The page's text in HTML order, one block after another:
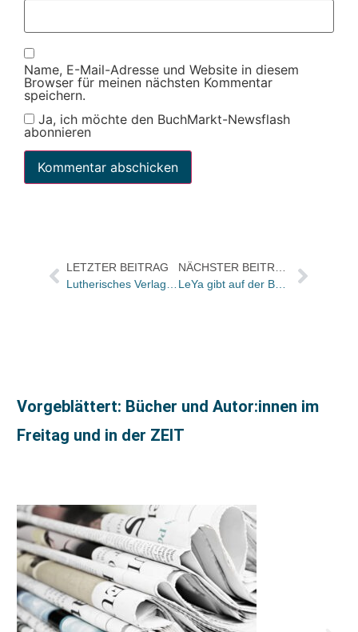
Name, E-Mail-Adresse und Website in diesem
Browser für meinen nächsten Kommentar
speichern.
Ja, ich möchte den BuchMarkt-Newsflash
abonnieren
LETZTER BEITRAG
Vorgeblättert: Bücher und Autor:innen im
Freitag und in der ZEIT